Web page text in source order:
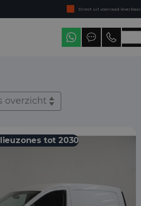
Direct uit voorraad leverbaar
Levering in heel Nederland
overzicht
tot 2030